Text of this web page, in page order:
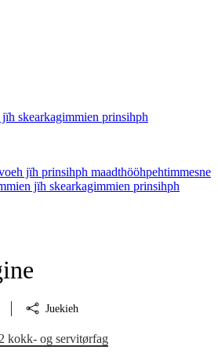
skearkagimmien prinsihph
jïh prinsihph maadthööhpehtimmesne
jïh skearkagimmien prinsihph
Juekieh
kokk- og servitørfag